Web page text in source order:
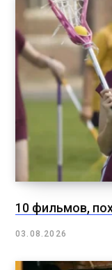
10 фильмов,
03.08.2026